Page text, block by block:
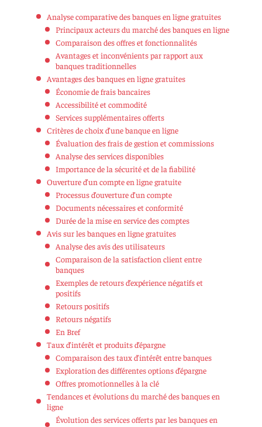
Analyse comparative des banques en ligne gratuites
Principaux acteurs du marché des banques en ligne
Comparaison des offres et fonctionnalités
Avantages et inconvénients par rapport aux
banques traditionnelles
Avantages des banques en ligne gratuites
Économie de frais bancaires
Accessibilité et commodité
Services supplémentaires offerts
Critères de choix d’une banque en ligne
Évaluation des frais de gestion et commissions
Analyse des services disponibles
Importance de la sécurité et de la fiabilité
Ouverture d’un compte en ligne gratuite
Processus d’ouverture d’un compte
Documents nécessaires et conformité
Durée de la mise en service des comptes
Avis sur les banques en ligne gratuites
Analyse des avis des utilisateurs
Comparaison de la satisfaction client entre
banques
Exemples de retours d’expérience négatifs et
positifs
Retours positifs
Retours négatifs
En Bref
Taux d’intérêt et produits d’épargne
Comparaison des taux d’intérêt entre banques
Exploration des différentes options d’épargne
Offres promotionnelles à la clé
Tendances et évolutions du marché des banques en
ligne
Évolution des services offerts par les banques en